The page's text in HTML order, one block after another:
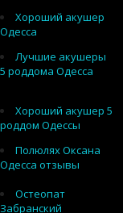
Хороший акушер
Одесса
Лучшие акушеры
5 роддома Одесса
Хороший акушер 5
роддом Одессы
Полюлях Оксана
Одесса отзывы
Остеопат
Забранский